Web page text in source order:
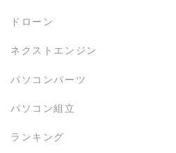
ドローン
ネクストエンジン
パソコンパーツ
パソコン組立
ランキング